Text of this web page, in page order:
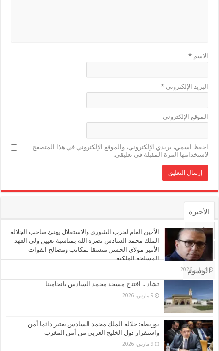
الاسم*
البريد الإلكتروني*
الموقع الإلكتروني
احفظ اسمي، بريدي الإلكتروني، والموقع الإلكتروني في هذا المتصفح
لاستخدامها المرة المقبلة في تعليقي.
الأخيرة
الأشهر
تعليقات
الوسوم
الأمين العام لحزب الشورى والاستقلال يهنئ صاحب الجلالة
الملك محمد السادس نصره الله بمناسبة تعيين ولي العهد
الأمير مولاي الحسن منسقا لمكاتب ومصالح القوات
المسلحة الملكية
4 مايو، 2026
تشاد .. افتتاح مسجد محمد السادس بانجامينا
9 مارس، 2026
بوريطة: جلالة الملك محمد السادس يعتبر دائما أمن
واستقرار دول الخليج العربي من أمن المغرب
9 مارس، 2026